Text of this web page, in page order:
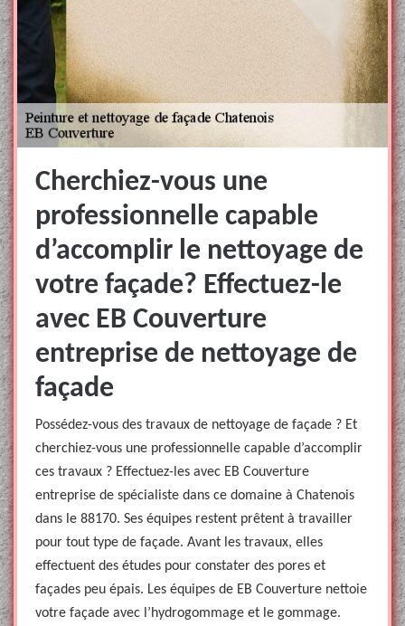
Cherchiez-vous une
professionnelle capable
d’accomplir le nettoyage de
votre façade? Effectuez-le
avec EB Couverture
entreprise de nettoyage de
façade
Possédez-vous des travaux de nettoyage de façade ? Et
cherchiez-vous une professionnelle capable d’accomplir
ces travaux ? Effectuez-les avec EB Couverture
entreprise de spécialiste dans ce domaine à Chatenois
dans le 88170. Ses équipes restent prêtent à travailler
pour tout type de façade. Avant les travaux, elles
effectuent des études pour constater des pores et
façades peu épais. Les équipes de EB Couverture nettoie
votre façade avec l’hydrogommage et le gommage.